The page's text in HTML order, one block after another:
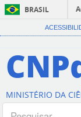
BRASIL
MINISTÉRIO DA